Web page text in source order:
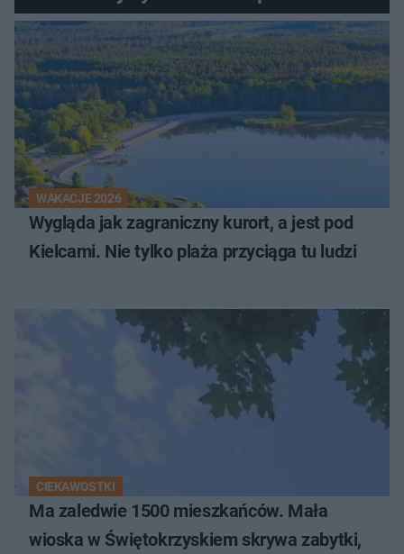
innego
WAKACJE 2026
Wygląda jak zagraniczny kurort, a jest pod
Kielcami. Nie tylko plaża przyciąga tu ludzi
CIEKAWOSTKI
Ma zaledwie 1500 mieszkańców. Mała
wioska w Świętokrzyskiem skrywa zabytki,